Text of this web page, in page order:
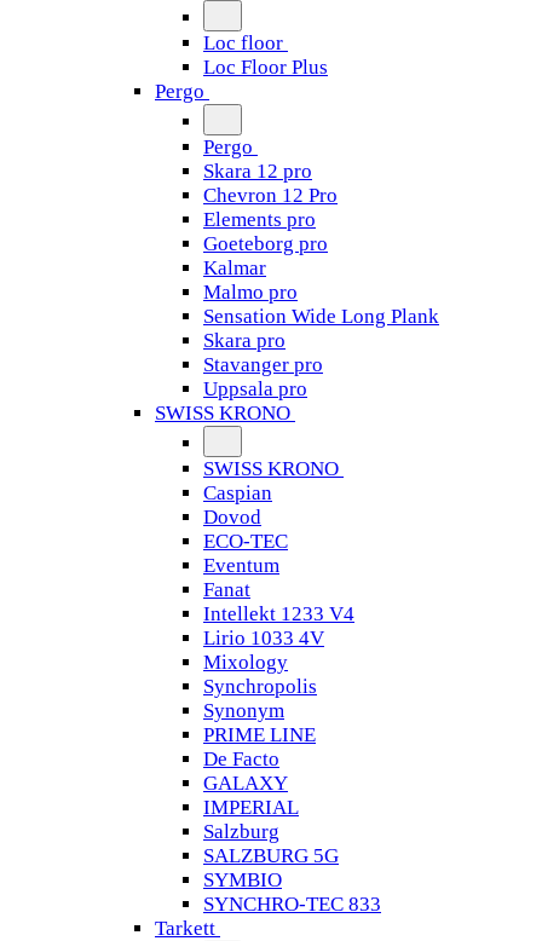
Loc floor
Loc Floor Plus
Pergo
Pergo
Skara 12 pro
Chevron 12 Pro
Elements pro
Goeteborg pro
Kalmar
Malmo pro
Sensation Wide Long Plank
Skara pro
Stavanger pro
Uppsala pro
SWISS KRONO
SWISS KRONO
Caspian
Dovod
ECO-TEC
Eventum
Fanat
Intellekt 1233 V4
Lirio 1033 4V
Mixology
Synchropolis
Synonym
PRIME LINE
De Facto
GALAXY
IMPERIAL
Salzburg
SALZBURG 5G
SYMBIO
SYNCHRO-TEC 833
Tarkett